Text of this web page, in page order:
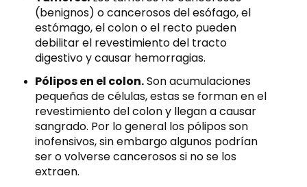
(benignos) o cancerosos del esófago, el
estómago, el colon o el recto pueden
debilitar el revestimiento del tracto
digestivo y causar hemorragias.
Pólipos en el colon.Son acumulaciones
pequeñas de células, estas se forman en el
revestimiento del colon y llegan a causar
sangrado. Por lo general los pólipos son
inofensivos, sin embargo algunos podrían
ser o volverse cancerosos si no se los
extraen.